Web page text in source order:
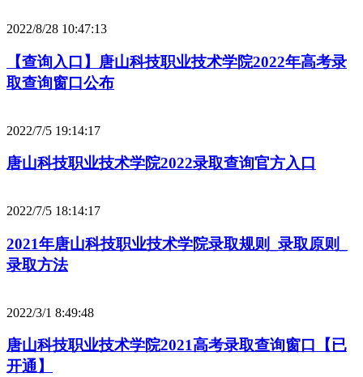
2022/8/28 10:47:13
【查询入口】唐山科技职业技术学院2022年高考录
取查询窗口公布
2022/7/5 19:14:17
唐山科技职业技术学院2022录取查询官方入口
2022/7/5 18:14:17
2021年唐山科技职业技术学院录取规则_录取原则_
录取方法
2022/3/1 8:49:48
唐山科技职业技术学院2021高考录取查询窗口【已
开通】